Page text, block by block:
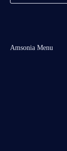
Amsonia Menu